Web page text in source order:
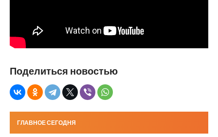
Поделиться новостью
ГЛАВНОЕ СЕГОДНЯ